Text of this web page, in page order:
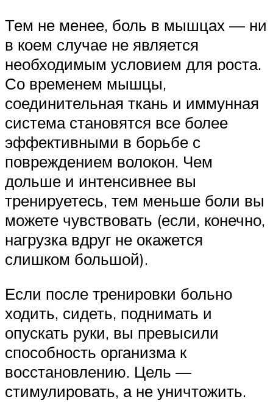
Тем не менее, боль в мышцах — ни
в коем случае не является
необходимым условием для роста.
Со временем мышцы,
соединительная ткань и иммунная
система становятся все более
эффективными в борьбе с
повреждением волокон. Чем
дольше и интенсивнее вы
тренируетесь, тем меньше боли вы
можете чувствовать (если, конечно,
нагрузка вдруг не окажется
слишком большой).
Если после тренировки больно
ходить, сидеть, поднимать и
опускать руки, вы превысили
способность организма к
восстановлению. Цель —
стимулировать, а не уничтожить.